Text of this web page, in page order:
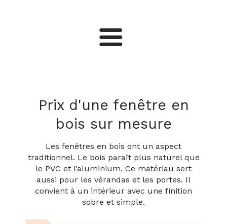
Meubles
Portes
Escaliers
Vérandas
Prix d'une fenêtre en
bois sur mesure
Les fenêtres en bois ont un aspect
traditionnel. Le bois paraît plus naturel que
le PVC et l’aluminium. Ce matériau sert
aussi pour les vérandas et les portes. Il
convient à un intérieur avec une finition
sobre et simple.